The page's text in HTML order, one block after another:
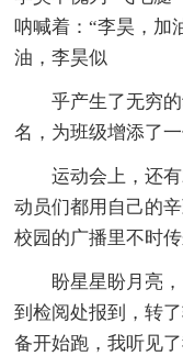
呐喊着：“李昊，加
油，李昊似
乎产生了无穷
名，为班级增添了一
运动会上，还
动员们都用自己的
校园的广播里不时
盼星星盼月亮
到检阅处报到，转
备开始跑，我听见